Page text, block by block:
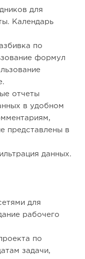
для
Календарь
по
формул
отчеты
в удобном
представлены в
данных.
для
рабочего
по
задачи,